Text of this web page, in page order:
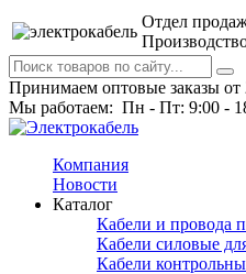
Отдел
Принимаем оптовые заказы от
Мы работаем: Пн - Пт: 9:00 -
Компания
Новости
Каталог
Кабели и провода
Кабели силовые
Кабели